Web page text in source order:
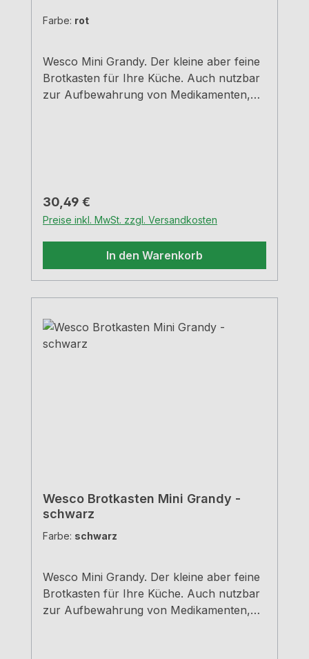
Farbe: rot
Wesco Mini Grandy. Der kleine aber feine
Brotkasten für Ihre Küche. Auch nutzbar
zur Aufbewahrung von Medikamenten,
bleiben Brot und Kuchen lange
frischB=18,0 cm, T=17,0 cm, H=12,0
cmRobuste Scharniere aus
MetallHandgriff aus stabilem Metall
Regulärer Preis:
30,49 €
Preise inkl. MwSt. zzgl. Versandkosten
In den Warenkorb
Wesco Brotkasten Mini Grandy -
schwarz
Farbe: schwarz
Wesco Mini Grandy. Der kleine aber feine
Brotkasten für Ihre Küche. Auch nutzbar
zur Aufbewahrung von Medikamenten,